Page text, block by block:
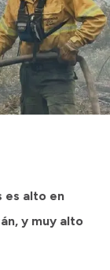
es alto en
y muy alto